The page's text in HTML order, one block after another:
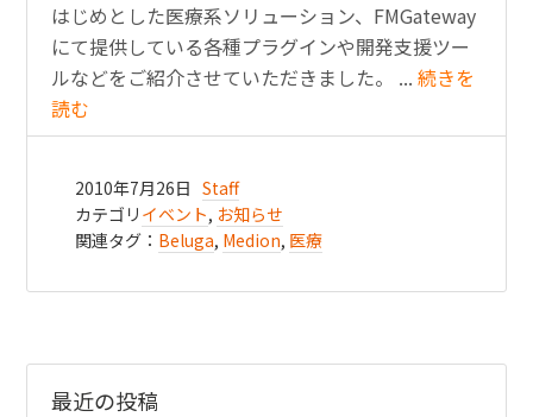
はじめとした医療系ソリューション、FMGateway
にて提供している各種プラグインや開発支援ツー
ルなどをご紹介させていただきました。 ...続きを
読む
2010年7月26日 Staff
カテゴリ イベント, お知らせ
関連タグ： Beluga, Medion, 医療
最近の投稿